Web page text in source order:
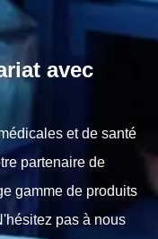
avec
et de santé
partenaire de
gamme de produits
pas à nous